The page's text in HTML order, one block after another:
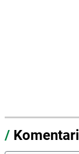
/ Komentari